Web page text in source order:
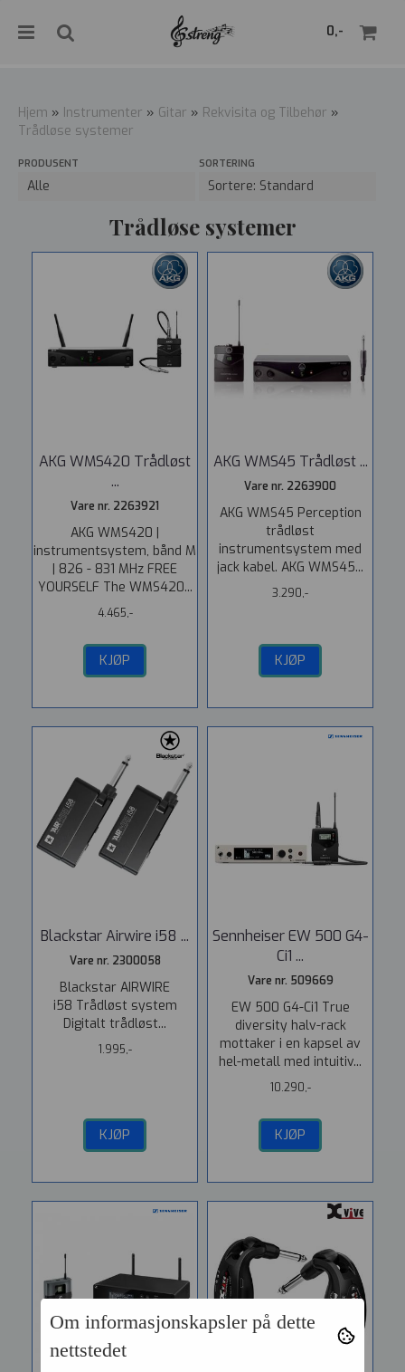
0,-
Hjem » Instrumenter » Gitar » Rekvisita og Tilbehør »
Trådløse systemer
PRODUSENT SORTERING
Trådløse systemer
AKG WMS420 Trådløst
...
Vare nr. 2263921
AKG WMS420 |
instrumentsystem, bånd M
| 826 - 831 MHz FREE
YOURSELF The WMS420...
4.465,-
KJØP
AKG WMS45 Trådløst ...
Vare nr. 2263900
AKG WMS45 Perception
trådløst
instrumentsystem med
jack kabel. AKG WMS45...
3.290,-
KJØP
Blackstar Airwire i58 ...
Vare nr. 2300058
Blackstar AIRWIRE
i58 Trådløst system
Digitalt trådløst...
1.995,-
KJØP
Sennheiser EW 500 G4-
Ci1 ...
Vare nr. 509669
EW 500 G4-Ci1 True
diversity halv-rack
mottaker i en kapsel av
hel-metall med intuitiv...
10.290,-
KJØP
Om informasjonskapsler på dette
nettstedet